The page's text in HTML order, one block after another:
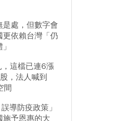
處，但數字會
依賴台灣「仍
這檔已連6漲
，法人喊到
間
導防疫政策」
施予恩惠的大